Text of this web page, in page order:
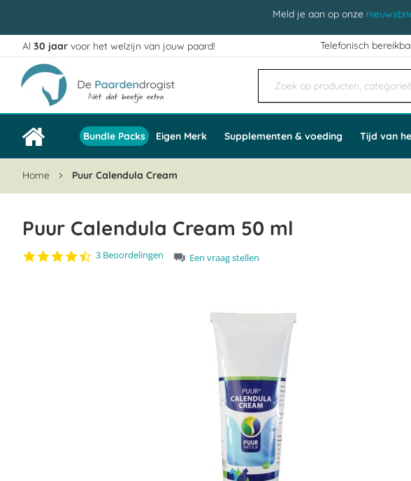
Meld je aan op onze
Ga
naar
de
inhoud
Al 30 jaar voor het welzijn van jouw paard! Telefonisch
Bundle Packs Eigen Merk Supplementen & voeding Tijd van
Home Puur Calendula Cream
Puur Calendula Cream 50 ml
4.3
3 Beoordelingen
Een vraag stellen